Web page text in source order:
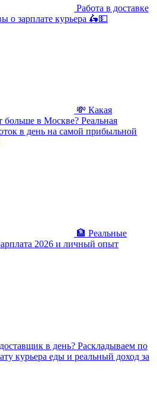
Работа в доставке
о зарплате курьера 🛵💵
💸 Какая
больше в Москве? Реальная
в день на самой прибыльной
🏦 Реальные
2026 и личный опыт
в день? Раскладываем по
курьера еды и реальный доход за